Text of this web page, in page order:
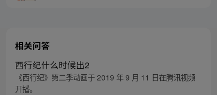
相关问答
西行纪什么时候出2
《西行纪》第二季动画于 2019 年 9 月 11 日在腾讯视频
开播。